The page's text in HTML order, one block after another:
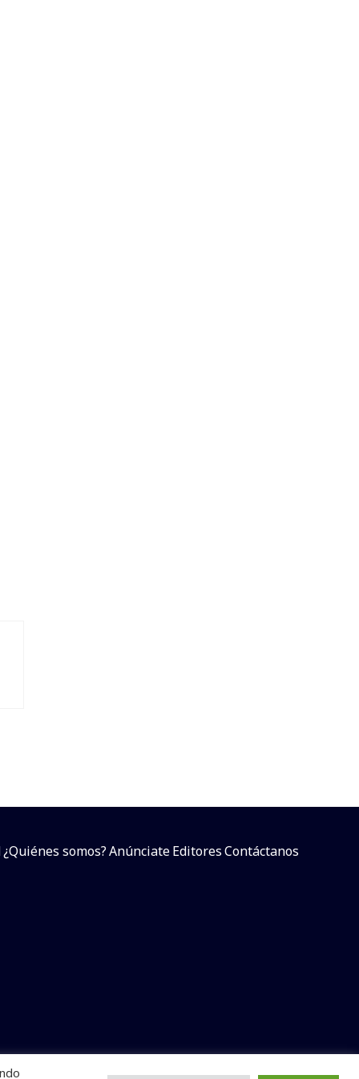
¿Quiénes somos?AnúnciateEditoresContáctanos
parcial sin dar referencia a la fuente.